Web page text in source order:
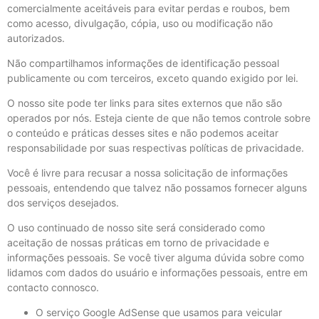
comercialmente aceitáveis ​​para evitar perdas e roubos, bem
como acesso, divulgação, cópia, uso ou modificação não
autorizados.
Não compartilhamos informações de identificação pessoal
publicamente ou com terceiros, exceto quando exigido por lei.
O nosso site pode ter links para sites externos que não são
operados por nós. Esteja ciente de que não temos controle sobre
o conteúdo e práticas desses sites e não podemos aceitar
responsabilidade por suas respectivas políticas de privacidade.
Você é livre para recusar a nossa solicitação de informações
pessoais, entendendo que talvez não possamos fornecer alguns
dos serviços desejados.
O uso continuado de nosso site será considerado como
aceitação de nossas práticas em torno de privacidade e
informações pessoais. Se você tiver alguma dúvida sobre como
lidamos com dados do usuário e informações pessoais, entre em
contacto connosco.
O serviço Google AdSense que usamos para veicular